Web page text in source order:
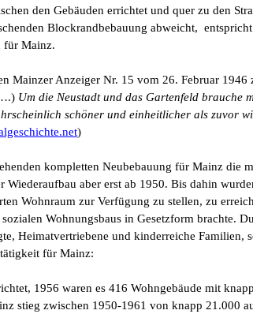
den Gebäudenerrichtetund quer zu den
Blockrandbebauung abweicht,
für Mainz.
Mainzer Anzeiger Nr. 15 vom 26. Februar 1946
Um die Neustadt und das Gartenfeld brauche
schöner und einheitlicher als zuvor
)
kompletten Neubebauung für Mainz die
aber erst ab 1950. Bis dahin
Wohnraum zur Verfügung zu stellen, zu
Wohnungsbaus in Gesetzform brachte.
Heimatvertriebene und kinderreiche Familien,
für Mainz:
1956 waren es 416 Wohngebäude mit
stieg zwischen 1950-1961 von knapp 21.000